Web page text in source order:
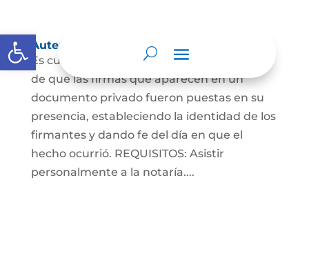
Abrir barra de herramientas
Autenticaciones
Es cuando el notario da testimonio escrito
de que las firmas que aparecen en un
documento privado fueron puestas en su
presencia, estableciendo la identidad de los
firmantes y dando fe del día en que el
hecho ocurrió. REQUISITOS: Asistir
personalmente a la notaría....